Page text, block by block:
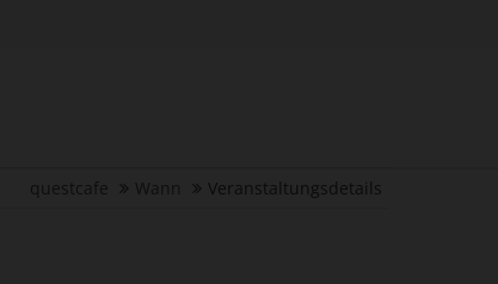
questcafe Wann Veranstaltungsdetails